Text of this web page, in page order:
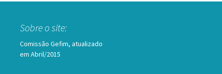
Sobre o site:
Comissão Gefim, atualizado
em Abril/2015